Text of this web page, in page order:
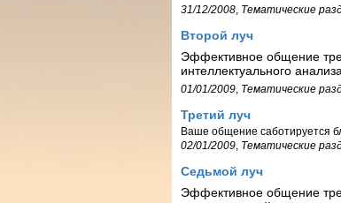
31/12/2008, Тематические
Второй луч
Эффективное общение
интеллектуального
01/01/2009, Тематические
Третий луч
Ваше общение саботируется
02/01/2009, Тематические
Седьмой луч
Эффективное общение